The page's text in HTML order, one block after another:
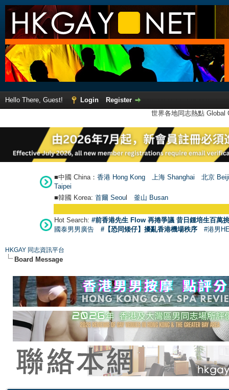
Hello There, Guest! Login
Register
世界各地同志熱點
■中國 China： 香港 Hong Kong 上海 Shanghai
北京
Taipei
■韓國 Korea: 首爾 Seoul 釜山 Busan
Hot Search: #前香港先生 Flow 再捲爭議 昔日鍾培生百萬
國泰男男廣告
#【恐同矮仔】擾亂香港機場秩序 #港男
HKGAY 同志資訊平台
Board Message